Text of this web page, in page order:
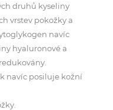
druhů kyseliny
vrstev pokožky a
navíc
hyaluronové a
navíc posiluje kožní